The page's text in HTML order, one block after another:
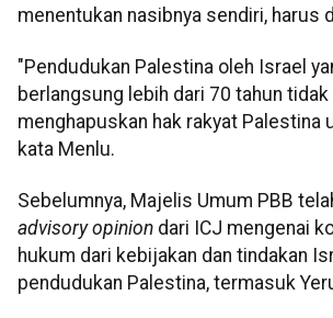
menentukan nasibnya sendiri, harus
"Pendudukan Palestina oleh Israel
berlangsung lebih dari 70 tahun tidak
menghapuskan hak rakyat Palestina
kata Menlu.
Sebelumnya, Majelis Umum PBB
advisory opinion dari ICJ mengenai
hukum dari kebijakan dan tindakan
pendudukan Palestina, termasuk